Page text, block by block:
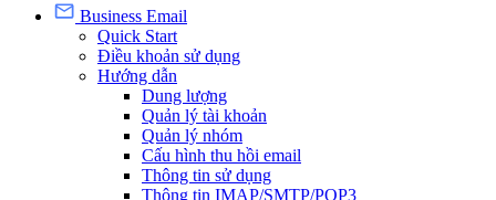
Business Email
Quick Start
Điều khoản sử dụng
Hướng dẫn
Dung lượng
Quản lý tài khoản
Quản lý nhóm
Cấu hình thu hồi email
Thông tin sử dụng
Thông tin IMAP/SMTP/POP3